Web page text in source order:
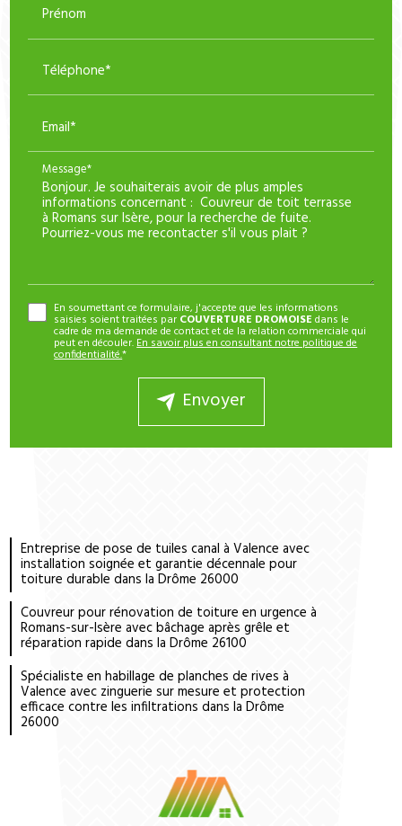
Prénom
Téléphone*
Email*
Message*
En soumettant ce formulaire, j'accepte que les informations
saisies soient traitées par COUVERTURE DROMOISE dans le
cadre de ma demande de contact et de la relation commerciale qui
peut en découler.En savoir plus en consultant notre politique de
confidentialité.*
Envoyer
Entreprise de pose de tuiles canal à Valence avec
installation soignée et garantie décennale pour
toiture durable dans la Drôme 26000
Couvreur pour rénovation de toiture en urgence à
Romans-sur-Isère avec bâchage après grêle et
réparation rapide dans la Drôme 26100
Spécialiste en habillage de planches de rives à
Valence avec zinguerie sur mesure et protection
efficace contre les infiltrations dans la Drôme
26000